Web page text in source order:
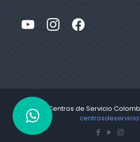
© 2022 Centros de Servicio
centrosdeservicio